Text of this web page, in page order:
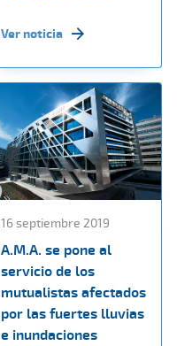
Ver noticia
16 septiembre 2019
A.M.A. se pone al
servicio de los
mutualistas afectados
por las fuertes lluvias
e inundaciones